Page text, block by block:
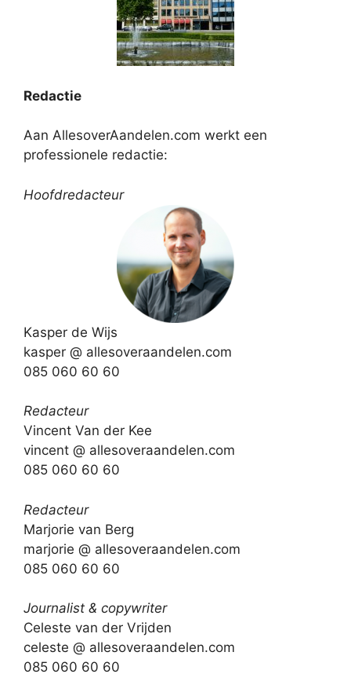
Redactie
Aan AllesoverAandelen.com werkt een
professionele redactie:
Hoofdredacteur
Kasper de Wijs
kasper @ allesoveraandelen.com
085 060 60 60
Redacteur
Vincent Van der Kee
vincent @ allesoveraandelen.com
085 060 60 60
Redacteur
Marjorie van Berg
marjorie @ allesoveraandelen.com
085 060 60 60
Journalist & copywriter
Celeste van der Vrijden
celeste @ allesoveraandelen.com
085 060 60 60